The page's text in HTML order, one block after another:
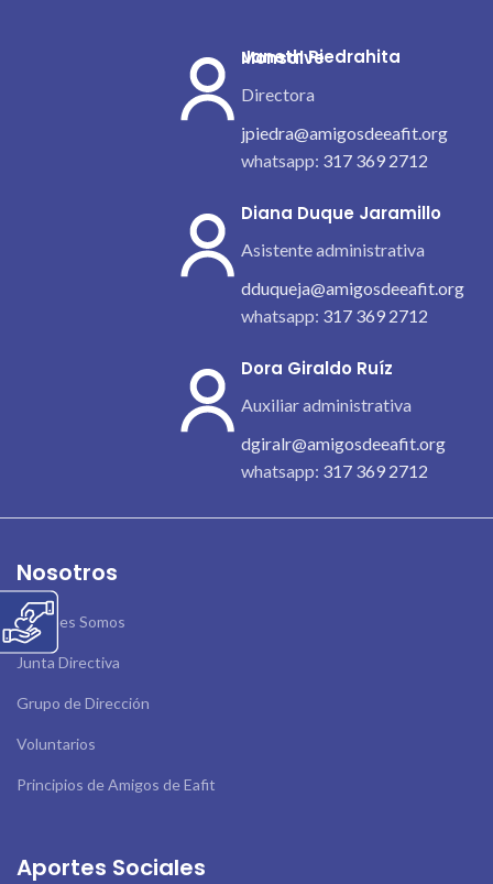
Janeth Piedrahita Monsalve
Directora
jpiedra@amigosdeeafit.org
whatsapp: 317 369 2712
Diana Duque Jaramillo
Asistente administrativa
dduqueja@amigosdeeafit.org
whatsapp: 317 369 2712
Dora Giraldo Ruíz
Auxiliar administrativa
dgiralr@amigosdeeafit.org
whatsapp: 317 369 2712
Nosotros
Quienes Somos
Junta Directiva
Grupo de Dirección
Voluntarios
Principios de Amigos de Eafit
Aportes Sociales